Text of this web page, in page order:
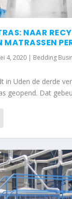
NAAR
MATRASSEN
4, 2020 | Bedding
in Uden de derde
geopend. Dat